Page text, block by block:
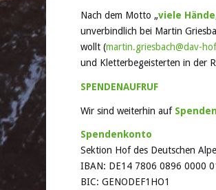
Nach dem Motto „viele
unverbindlich bei Martin
wollt (martin.griesbach@dav-
und Kletterbegeisterten in der
SPENDENAUFRUF
Wir sind weiterhin auf
Spendenkonto
Sektion Hof des Deutschen
IBAN: DE14 7806 0896 0000
BIC: GENODEF1HO1